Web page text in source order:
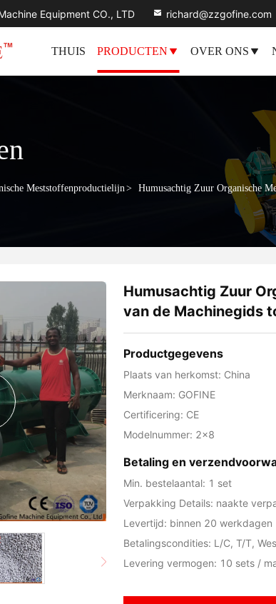
Equipment CO., LTD richard@zzgofine.com
THUIS PRODUCTEN OVER ONS
Meststoffenproductielijn> Humusachtig Zuur Organische
Humusachtig Zuur
van de Machinegids
Productgegevens
Plaats van herkomst: China
Merknaam: GOFINE
Certificering: CE
Modelnummer: 2x8
Betaling en
Min. bestelaantal: 1 set
Verpakking Details: naakte
Levertijd: binnen 20 werkdagen
Betalingscondities: L/C, T/T,
Levering vermogen: 10 sets /